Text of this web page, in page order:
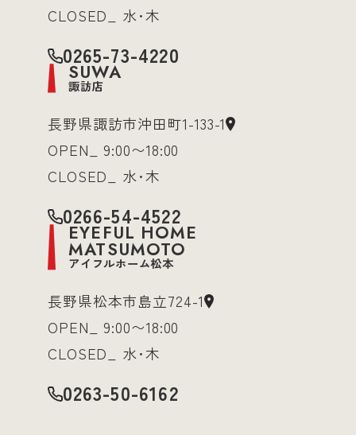
CLOSED_ 水･木
0265-73-4220
SUWA
諏訪店
長野県諏訪市沖田町1-133-1
OPEN_ 9:00〜18:00
CLOSED_ 水･木
0266-54-4522
EYEFUL HOME
MATSUMOTO
アイフルホーム松本
長野県松本市島立724-1
OPEN_ 9:00〜18:00
CLOSED_ 水･木
0263-50-6162